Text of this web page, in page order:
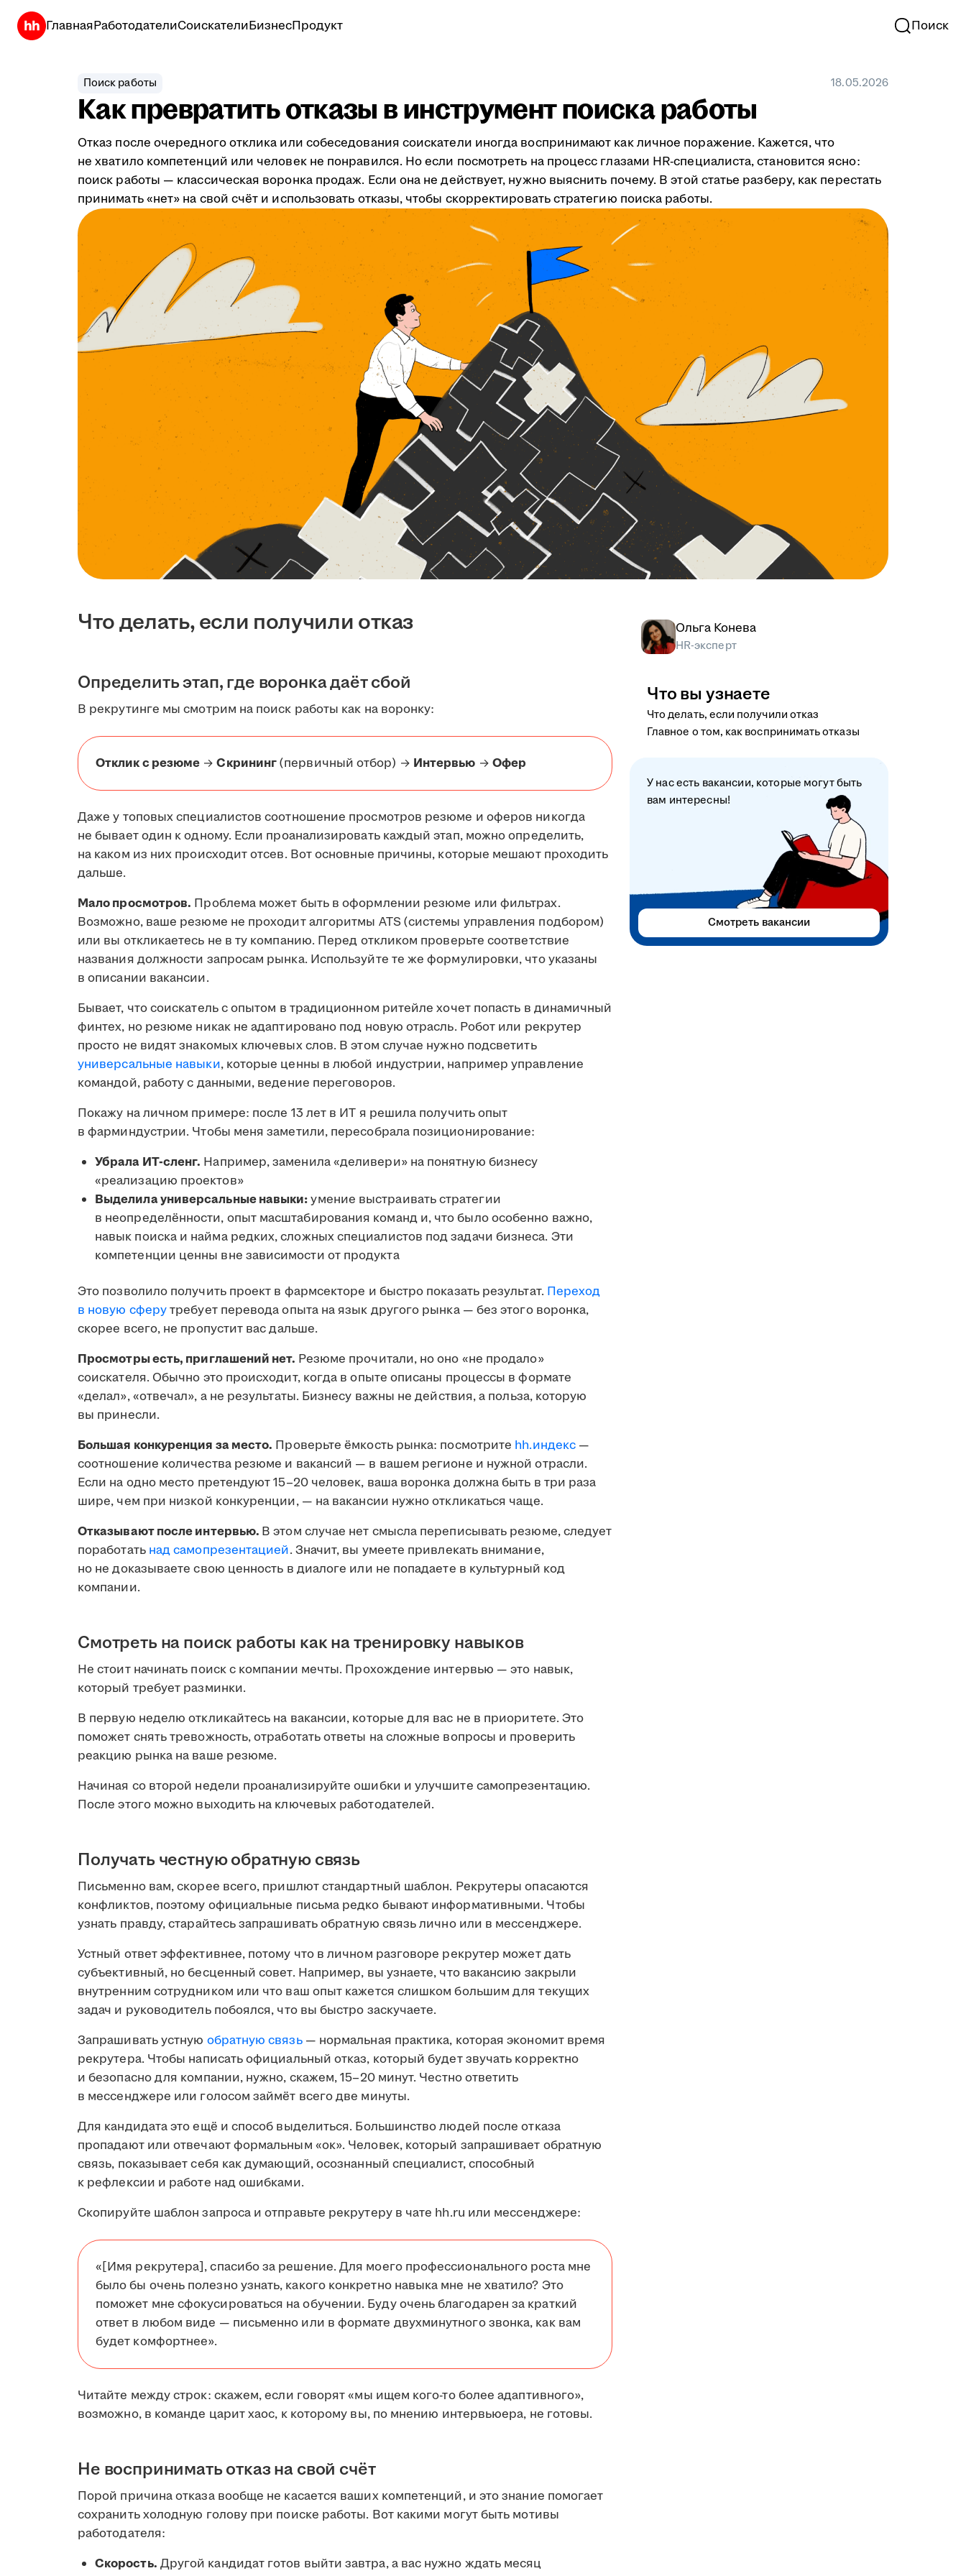
ГлавнаяРаботодателиСоискателиБизнесПродукт Поиск
Поиск работы 18.05.2026
Как превратить отказы в инструмент поиска работы
Отказ после очередного отклика или собеседования соискатели иногда воспринимают как личное поражение. Кажется, что
не хватило компетенций или человек не понравился. Но если посмотреть на процесс глазами HR-специалиста, становится ясно:
поиск работы — классическая воронка продаж. Если она не действует, нужно выяснить почему. В этой статье разберу, как перестать
принимать «нет» на свой счёт и использовать отказы, чтобы скорректировать стратегию поиска работы.
Что делать, если получили отказ
Определить этап, где воронка даёт сбой
В рекрутинге мы смотрим на поиск работы как на воронку:
Отклик с резюме →Скрининг(первичный отбор) → Интервью → Офер
Даже у топовых специалистов соотношение просмотров резюме и оферов никогда
не бывает один к одному. Если проанализировать каждый этап, можно определить,
на каком из них происходит отсев. Вот основные причины, которые мешают проходить
дальше.
Мало просмотров. Проблема может быть в оформлении резюме или фильтрах.
Возможно, ваше резюме не проходит алгоритмы ATS (системы управления подбором)
или вы откликаетесь не в ту компанию. Перед откликом проверьте соответствие
названия должности запросам рынка. Используйте те же формулировки, что указаны
в описании вакансии.
Бывает, что соискатель с опытом в традиционном ритейле хочет попасть в динамичный
финтех, но резюме никак не адаптировано под новую отрасль. Робот или рекрутер
просто не видят знакомых ключевых слов. В этом случае нужно подсветить
универсальные навыки, которые ценны в любой индустрии, например управление
командой, работу с данными, ведение переговоров.
Покажу на личном примере: после 13 лет в ИТ я решила получить опыт
в фарминдустрии. Чтобы меня заметили, пересобрала позиционирование:
Убрала ИТ-сленг. Например, заменила «деливери» на понятную бизнесу
«реализацию проектов»
Выделила универсальные навыки:умение выстраивать стратегии
в неопределённости, опыт масштабирования команд и, что было особенно важно,
навык поиска и найма редких, сложных специалистов под задачи бизнеса. Эти
компетенции ценны вне зависимости от продукта
Это позволило получить проект в фармсекторе и быстро показать результат. Переход
в новую сферутребует перевода опыта на язык другого рынка — без этого воронка,
скорее всего, не пропустит вас дальше.
Просмотры есть, приглашений нет. Резюме прочитали, но оно «не продало»
соискателя. Обычно это происходит, когда в опыте описаны процессы в формате
«делал», «отвечал», а не результаты. Бизнесу важны не действия, а польза, которую
вы принесли.
Большая конкуренция за место. Проверьте ёмкость рынка: посмотрите hh.индекс —
соотношение количества резюме и вакансий — в вашем регионе и нужной отрасли.
Если на одно место претендуют 15–20 человек, ваша воронка должна быть в три раза
шире, чем при низкой конкуренции, — на вакансии нужно откликаться чаще.
Отказывают после интервью. В этом случае нет смысла переписывать резюме, следует
поработать над самопрезентацией. Значит, вы умеете привлекать внимание,
но не доказываете свою ценность в диалоге или не попадаете в культурный код
компании.
Смотреть на поиск работы как на тренировку навыков
Не стоит начинать поиск с компании мечты. Прохождение интервью — это навык,
который требует разминки.
В первую неделю откликайтесь на вакансии, которые для вас не в приоритете. Это
поможет снять тревожность, отработать ответы на сложные вопросы и проверить
реакцию рынка на ваше резюме.
Начиная со второй недели проанализируйте ошибки и улучшите самопрезентацию.
После этого можно выходить на ключевых работодателей.
Получать честную обратную связь
Письменно вам, скорее всего, пришлют стандартный шаблон. Рекрутеры опасаются
конфликтов, поэтому официальные письма редко бывают информативными. Чтобы
узнать правду, старайтесь запрашивать обратную связь лично или в мессенджере.
Устный ответ эффективнее, потому что в личном разговоре рекрутер может дать
субъективный, но бесценный совет. Например, вы узнаете, что вакансию закрыли
внутренним сотрудником или что ваш опыт кажется слишком большим для текущих
задач и руководитель побоялся, что вы быстро заскучаете.
Запрашивать устную обратную связь— нормальная практика, которая экономит время
рекрутера. Чтобы написать официальный отказ, который будет звучать корректно
и безопасно для компании, нужно, скажем, 15–20 минут. Честно ответить
в мессенджере или голосом займёт всего две минуты.
Для кандидата это ещё и способ выделиться. Большинство людей после отказа
пропадают или отвечают формальным «ок». Человек, который запрашивает обратную
связь, показывает себя как думающий, осознанный специалист, способный
к рефлексии и работе над ошибками.
Скопируйте шаблон запроса и отправьте рекрутеру в чате hh.ru или мессенджере:
«[Имя рекрутера], спасибо за решение. Для моего профессионального роста мне
было бы очень полезно узнать, какого конкретно навыка мне не хватило? Это
поможет мне сфокусироваться на обучении. Буду очень благодарен за краткий
ответ в любом виде — письменно или в формате двухминутного звонка, как вам
будет комфортнее».
Читайте между строк: скажем, если говорят «мы ищем кого-то более адаптивного»,
возможно, в команде царит хаос, к которому вы, по мнению интервьюера, не готовы.
Не воспринимать отказ на свой счёт
Порой причина отказа вообще не касается ваших компетенций, и это знание помогает
сохранить холодную голову при поиске работы. Вот какими могут быть мотивы
работодателя:
Скорость. Другой кандидат готов выйти завтра, а вас нужно ждать месяц
Ольга Конева
HR-эксперт
Что вы узнаете
Что делать, если получили отказ
Главное о том, как воспринимать отказы
У нас есть вакансии, которые могут быть
вам интересны!
Смотреть вакансии